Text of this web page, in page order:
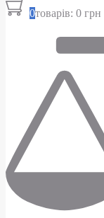
0товарів: 0 грн